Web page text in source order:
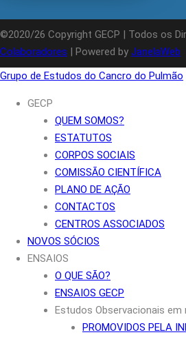
©2020/26 Copyright GECP | Todos os
Colaboradores | Powered by JanelaWeb
Grupo de Estudos do Cancro do Pulmão
GECP
QUEM SOMOS?
ESTATUTOS
CORPOS SOCIAIS
COMISSÃO CIENTÍFICA
PLANO DE AÇÃO
CONTACTOS
CENTROS ASSOCIADOS
NOVOS SÓCIOS
ENSAIOS
O QUE SÃO?
ENSAIOS GECP
Estudos Observacionais
PROMOVIDOS PELA